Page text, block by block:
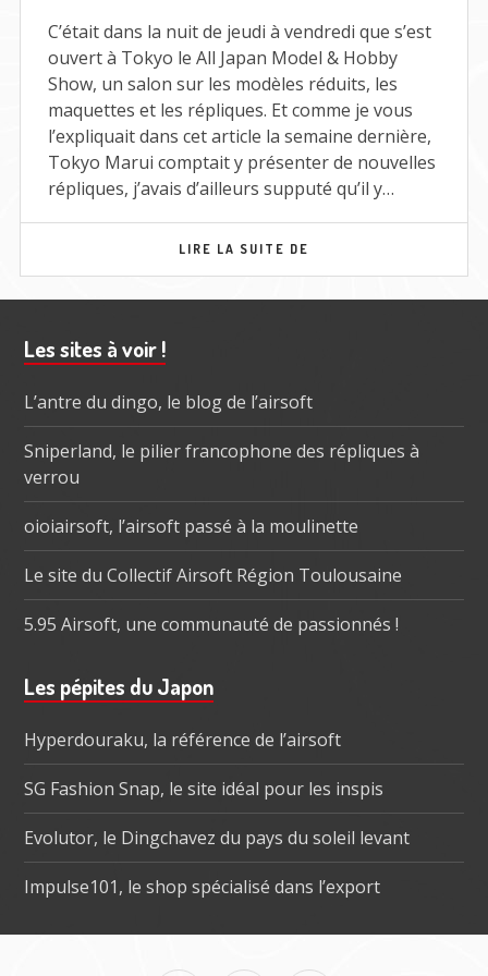
C’était dans la nuit de jeudi à vendredi que s’est
ouvert à Tokyo le All Japan Model & Hobby
Show, un salon sur les modèles réduits, les
maquettes et les répliques. Et comme je vous
l’expliquait dans cet article la semaine dernière,
Tokyo Marui comptait y présenter de nouvelles
répliques, j’avais d’ailleurs supputé qu’il y…
LIRE LA SUITE DE
Barre
subsidiaire
Les sites à voir !
L’antre du dingo, le blog de l’airsoft
Sniperland, le pilier francophone des répliques à
verrou
oioiairsoft, l’airsoft passé à la moulinette
Le site du Collectif Airsoft Région Toulousaine
5.95 Airsoft, une communauté de passionnés !
Les pépites du Japon
Hyperdouraku, la référence de l’airsoft
SG Fashion Snap, le site idéal pour les inspis
Evolutor, le Dingchavez du pays du soleil levant
Impulse101, le shop spécialisé dans l’export